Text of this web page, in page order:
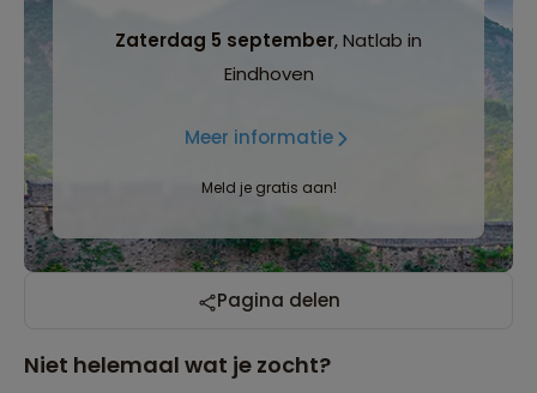
Zaterdag 5 september, Natlab in
Eindhoven
Meer informatie
Meld je gratis aan!
Pagina delen
Niet helemaal wat je zocht?